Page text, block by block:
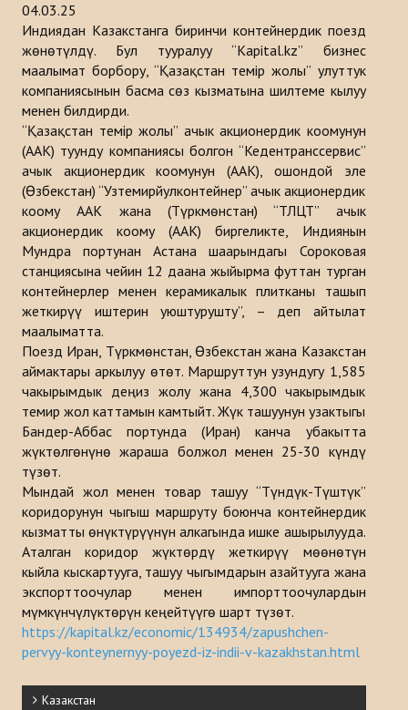
Туркменистан
Ѳзбекистан
Азербайджан
ЧЫГАРМАЛАР
Макалалар
Маалыматтык бюллетендер
Баяндамалар
Китептер
Түрк дүйнөсүн стратегиялык изилдөө борборунун анализи
ДОЛБООРЛОР
БАЙЛАНЫШ
04.03.25
Индиядан Казакстанга биринчи контейнердик поезд
жөнөтүлдү. Бул тууралуу “Kapital.kz” бизнес
маалымат борбору, “Қазақстан темір жолы” улуттук
компаниясынын басма сөз кызматына шилтеме кылуу
менен билдирди.
“Қазақстан темір жолы” ачык акционердик коомунун
(ААК) туунду компаниясы болгон “Кедентранссервис”
ачык акционердик коомунун (ААК), ошондой эле
(Өзбекстан) “Узтемирйулконтейнер” ачык акционердик
коому ААК жана (Түркмөнстан) “ТЛЦТ” ачык
акционердик коому (ААК) биргеликте, Индиянын
Мундра портунан Астана шаарындагы Сороковая
станциясына чейин 12 даана жыйырма футтан турган
контейнерлер менен керамикалык плитканы ташып
жеткирүү иштерин уюштурушту”, – деп айтылат
маалыматта.
Поезд Иран, Түркмөнстан, Өзбекстан жана Казакстан
аймактары аркылуу өтөт. Маршруттун узундугу 1,585
чакырымдык деңиз жолу жана 4,300 чакырымдык
темир жол каттамын камтыйт. Жүк ташуунун узактыгы
Бандер-Аббас портунда (Иран) канча убакытта
жүктөлгөнүнө жараша болжол менен 25-30 күндү
түзөт.
Мындай жол менен товар ташуу “Түндүк-Түштүк”
коридорунун чыгыш маршруту боюнча контейнердик
кызматты өнүктүрүүнүн алкагында ишке ашырылууда.
Аталган коридор жүктөрдү жеткирүү мөөнөтүн
кыйла кыскартууга, ташуу чыгымдарын азайтууга жана
экспорттоочулар менен импорттоочулардын
мүмкүнчүлүктөрүн кеңейтүүгө шарт түзөт.
https://kapital.kz/economic/134934/zapushchen-
pervyy-konteynernyy-poyezd-iz-indii-v-kazakhstan.html
Казакстан